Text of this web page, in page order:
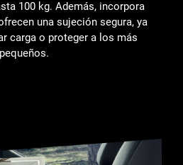
100 kg. Además, incorpora
una sujeción segura, ya
carga o proteger a los más
pequeños.